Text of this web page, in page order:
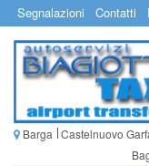
Segnalazioni Contatti
Barga Castelnuovo